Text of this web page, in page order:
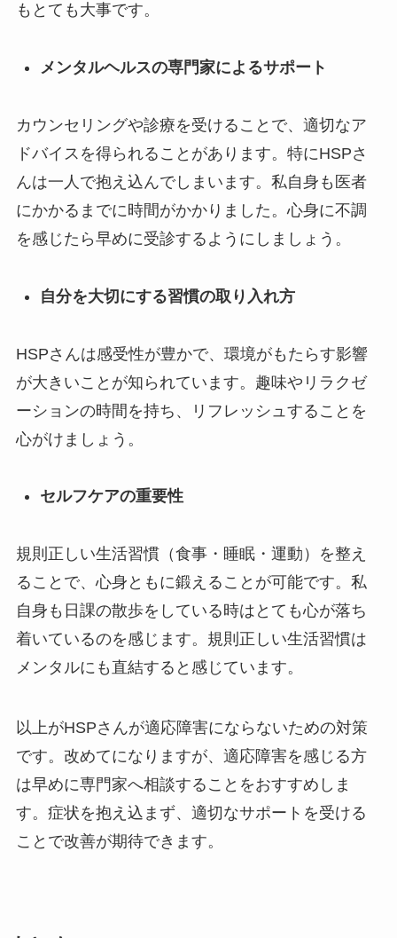
もとても大事です。
メンタルヘルスの専門家によるサポート
カウンセリングや診療を受けることで、適切なア
ドバイスを得られることがあります。特にHSPさ
んは一人で抱え込んでしまいます。私自身も医者
にかかるまでに時間がかかりました。心身に不調
を感じたら早めに受診するようにしましょう。
自分を大切にする習慣の取り入れ方
HSPさんは感受性が豊かで、環境がもたらす影響
が大きいことが知られています。趣味やリラクゼ
ーションの時間を持ち、リフレッシュすることを
心がけましょう。
セルフケアの重要性
規則正しい生活習慣（食事・睡眠・運動）を整え
ることで、心身ともに鍛えることが可能です。私
自身も日課の散歩をしている時はとても心が落ち
着いているのを感じます。規則正しい生活習慣は
メンタルにも直結すると感じています。
以上がHSPさんが適応障害にならないための対策
です。改めてになりますが、適応障害を感じる方
は早めに専門家へ相談することをおすすめしま
す。症状を抱え込まず、適切なサポートを受ける
ことで改善が期待できます。